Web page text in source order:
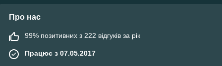
Про нас
99% позитивних з 222 відгуків за рік
Працює з 07.05.2017